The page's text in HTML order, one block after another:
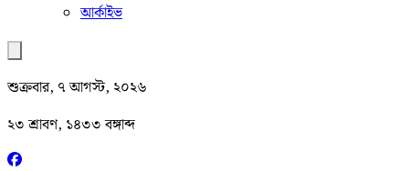
আর্কাইভ
শুক্রবার, ৭ আগস্ট, ২০২৬
২৩ শ্রাবণ, ১৪৩৩ বঙ্গাব্দ